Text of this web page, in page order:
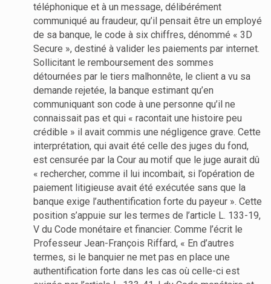
téléphonique et à un message, délibérément
communiqué au fraudeur, qu’il pensait être un employé
de sa banque, le code à six chiffres, dénommé « 3D
Secure », destiné à valider les paiements par internet.
Sollicitant le remboursement des sommes
détournées par le tiers malhonnête, le client a vu sa
demande rejetée, la banque estimant qu’en
communiquant son code à une personne qu’il ne
connaissait pas et qui « racontait une histoire peu
crédible » il avait commis une négligence grave. Cette
interprétation, qui avait été celle des juges du fond,
est censurée par la Cour au motif que le juge aurait dû
« rechercher, comme il lui incombait, si l’opération de
paiement litigieuse avait été exécutée sans que la
banque exige l’authentification forte du payeur ». Cette
position s’appuie sur les termes de l’article L. 133-19,
V du Code monétaire et financier. Comme l’écrit le
Professeur Jean-François Riffard, « En d’autres
termes, si le banquier ne met pas en place une
authentification forte dans les cas où celle-ci est